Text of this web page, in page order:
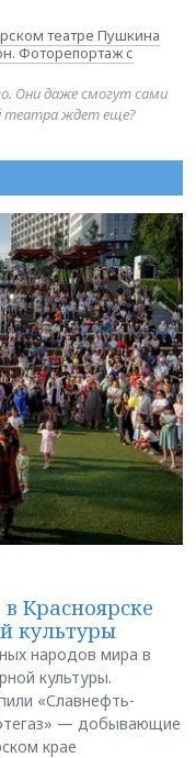
театре Пушкина
Фоторепортаж с
Они даже смогут сами
театра ждет еще?
Красноярске
культуры
народов мира в
культуры.
«Славнефть-
— добывающие
крае